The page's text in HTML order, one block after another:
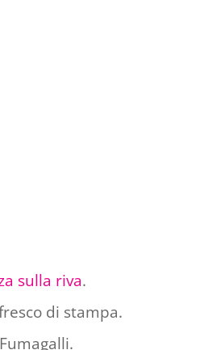
sulla riva.
di stampa.